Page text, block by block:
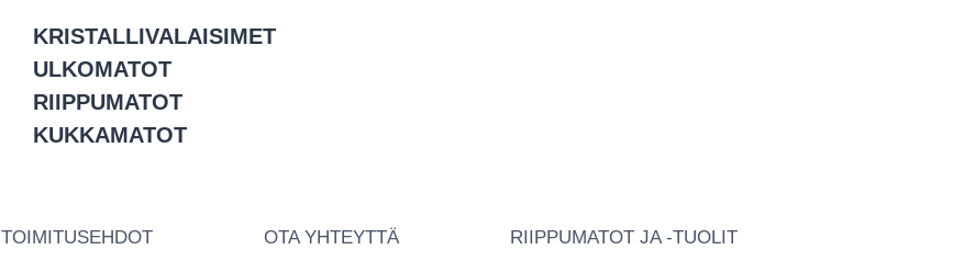
KRISTALLIVALAISIMET
ULKOMATOT
RIIPPUMATOT
KUKKAMATOT
TOIMITUSEHDOT OTA YHTEYTTÄ RIIPPUMATOT JA -TUOLIT